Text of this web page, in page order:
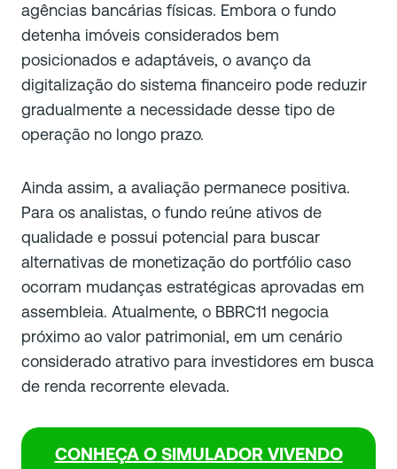
agências bancárias físicas. Embora o fundo
detenha imóveis considerados bem
posicionados e adaptáveis, o avanço da
digitalização do sistema financeiro pode reduzir
gradualmente a necessidade desse tipo de
operação no longo prazo.
Ainda assim, a avaliação permanece positiva.
Para os analistas, o fundo reúne ativos de
qualidade e possui potencial para buscar
alternativas de monetização do portfólio caso
ocorram mudanças estratégicas aprovadas em
assembleia. Atualmente, o BBRC11 negocia
próximo ao valor patrimonial, em um cenário
considerado atrativo para investidores em busca
de renda recorrente elevada.
CONHEÇA O SIMULADOR VIVENDO